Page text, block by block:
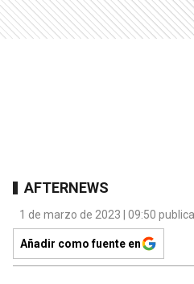
AFTERNEWS
1 de marzo de 2023 | 09:50
Añadir como fuente en